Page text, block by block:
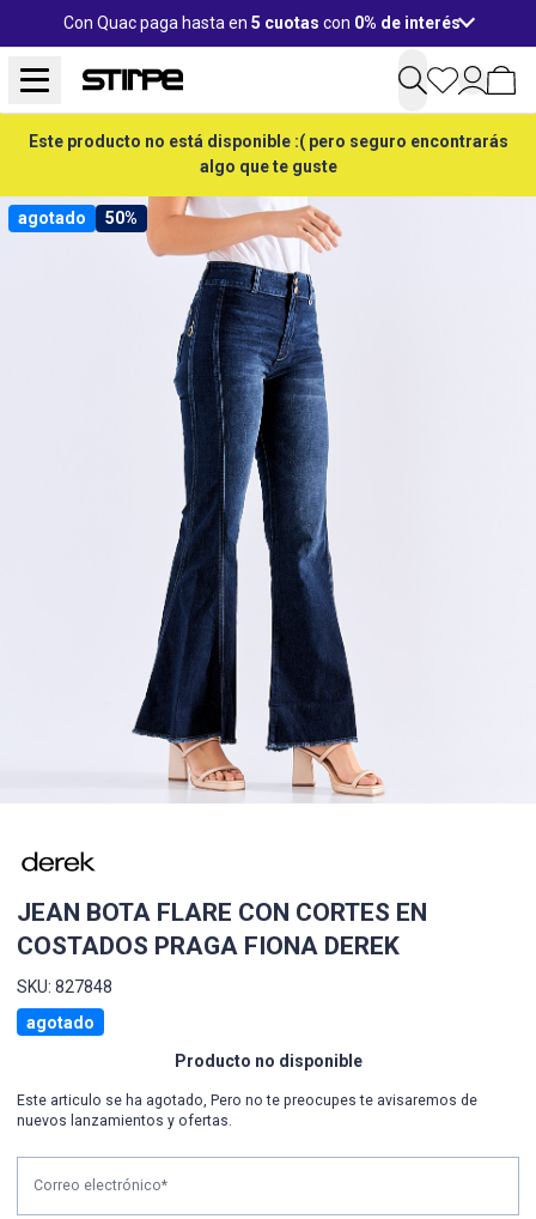
Con Quac paga hasta en 5 cuotas con 0% de interés
Este producto no está disponible :( pero seguro encontrarás
algo que te guste
agotado 50%
JEAN BOTA FLARE CON CORTES EN
COSTADOS PRAGA FIONA DEREK
SKU: 827848
agotado
Producto no disponible
Este articulo se ha agotado, Pero no te preocupes te avisaremos de
nuevos lanzamientos y ofertas.
Correo electrónico*